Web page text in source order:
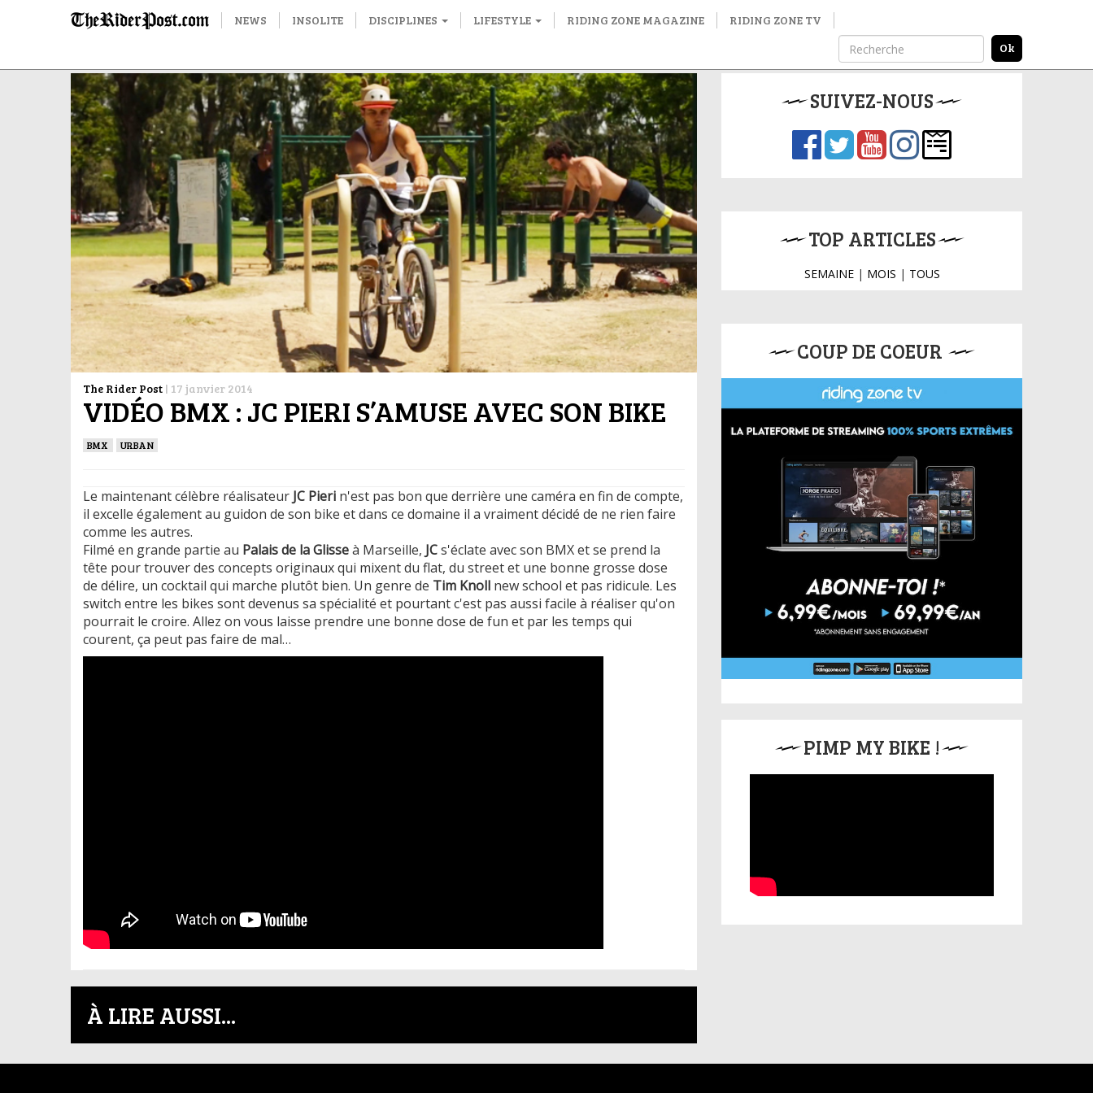
NEWS INSOLITE DISCIPLINES LIFESTYLE RIDING ZONE MAGAZINE RIDING ZONE TV
The Rider Post | 17 janvier 2014
VIDÉO BMX : JC PIERI S’AMUSE AVEC SON BIKE
BMX URBAN
Le maintenant célèbre réalisateur JC Pieri n'est pas bon que derrière une caméra en fin de compte,
il excelle également au guidon de son bike et dans ce domaine il a vraiment décidé de ne rien faire
comme les autres.
Filmé en grande partie au Palais de la Glisseà Marseille, JCs'éclate avec son BMX et se prend la
tête pour trouver des concepts originaux qui mixent du flat, du street et une bonne grosse dose
de délire, un cocktail qui marche plutôt bien. Un genre de Tim Knoll new school et pas ridicule. Les
switch entre les bikes sont devenus sa spécialité et pourtant c'est pas aussi facile à réaliser qu'on
pourrait le croire. Allez on vous laisse prendre une bonne dose de fun et par les temps qui
courent, ça peut pas faire de mal…
À LIRE AUSSI...
SUIVEZ-NOUS
TOP ARTICLES
SEMAINE| MOIS | TOUS
COUP DE COEUR
PIMP MY BIKE !